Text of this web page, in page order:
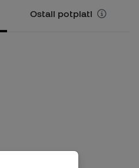
Ostali potplati